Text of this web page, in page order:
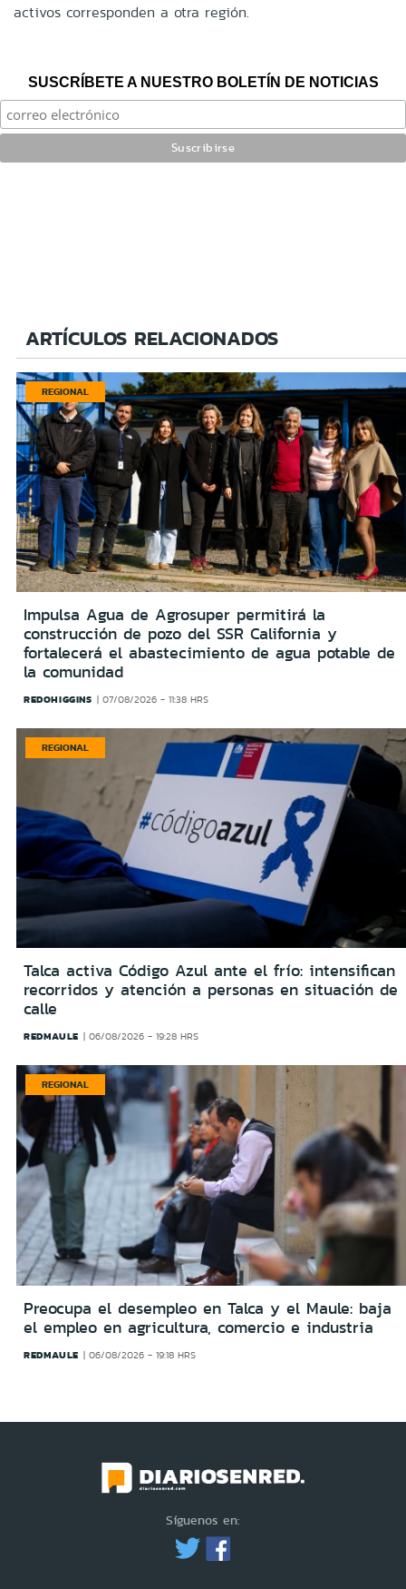
activos corresponden a otra región.
SUSCRÍBETE A NUESTRO BOLETÍN DE NOTICIAS
ARTÍCULOS RELACIONADOS
REGIONAL
Impulsa Agua de Agrosuper permitirá la
construcción de pozo del SSR California y
fortalecerá el abastecimiento de agua potable de
la comunidad
REDOHIGGINS 07/08/2026 - 11:38 HRS
REGIONAL
Talca activa Código Azul ante el frío: intensifican
recorridos y atención a personas en situación de
calle
REDMAULE 06/08/2026 - 19:28 HRS
REGIONAL
Preocupa el desempleo en Talca y el Maule: baja
el empleo en agricultura, comercio e industria
REDMAULE 06/08/2026 - 19:18 HRS
Síguenos en: